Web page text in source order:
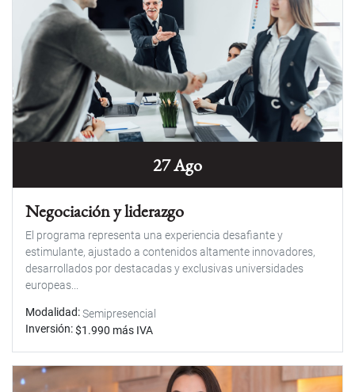
27 Ago
Negociación y liderazgo
El programa representa una experiencia desafiante y
estimulante, ajustado a contenidos altamente innovadores,
desarrollados por destacadas y exclusivas universidades
europeas...
Modalidad Semipresencial
Inversión $1.990 más IVA